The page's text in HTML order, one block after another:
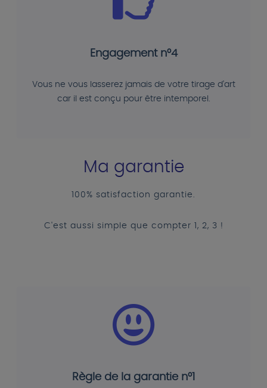
Engagement n°4
Vous ne vous lasserez jamais de votre tirage d'art
car il est conçu pour être intemporel.
Ma garantie
100% satisfaction garantie.
C'est aussi simple que compter 1, 2, 3 !
Règle de la garantie n°1